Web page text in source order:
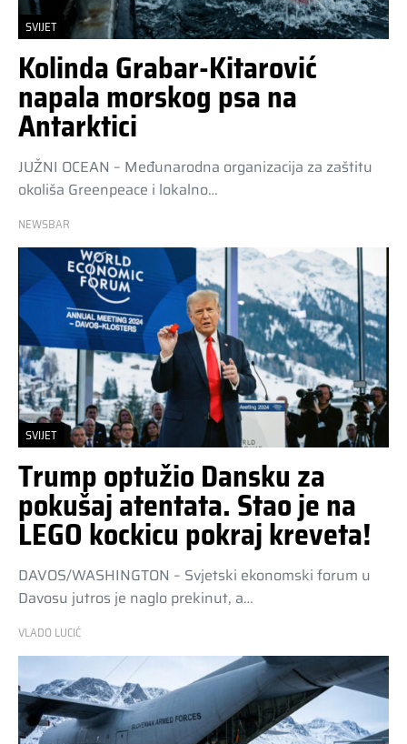
SVIJET
Kolinda Grabar-Kitarović
napala morskog psa na
Antarktici
JUŽNI OCEAN – Međunarodna organizacija za zaštitu
okoliša Greenpeace i lokalno…
NEWSBAR
SVIJET
Trump optužio Dansku za
pokušaj atentata. Stao je na
LEGO kockicu pokraj kreveta!
DAVOS/WASHINGTON – Svjetski ekonomski forum u
Davosu jutros je naglo prekinut, a…
VLADO LUCIĆ